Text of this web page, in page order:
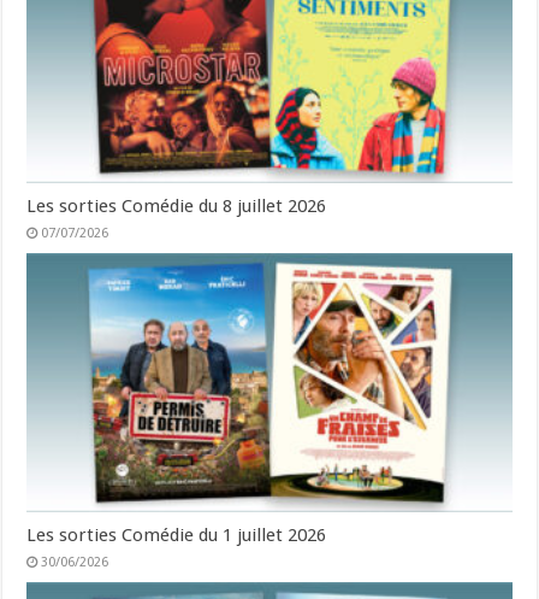
Les sorties Comédie du 8 juillet 2026
07/07/2026
Les sorties Comédie du 1 juillet 2026
30/06/2026